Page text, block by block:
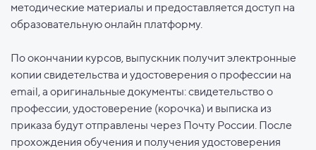
методические материалы и предоставляется доступ на
образовательную онлайн платформу.
По окончании курсов, выпускник получит электронные
копии свидетельства и удостоверения о профессии на
email, а оригинальные документы: свидетельство о
профессии, удостоверение (корочка) и выписка из
приказа будут отправлены через Почту России. После
прохождения обучения и получения удостоверения